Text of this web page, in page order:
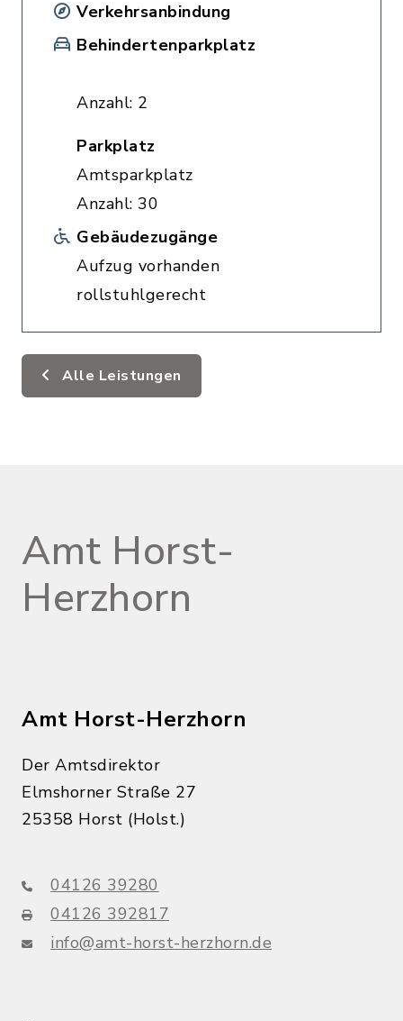
Verkehrsanbindung
Behindertenparkplatz
Anzahl: 2
Parkplatz
Amtsparkplatz
Anzahl: 30
Gebäudezugänge
Aufzug vorhanden
rollstuhlgerecht
Alle Leistungen
Amt Horst-
Herzhorn
Amt Horst-Herzhorn
Der Amtsdirektor
Elmshorner Straße 27
25358 Horst (Holst.)
04126 39280
04126 392817
info@amt-horst-herzhorn.de